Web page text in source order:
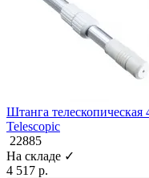
Штанга
Telescopic
22885
На складе ✓
4 517 р.